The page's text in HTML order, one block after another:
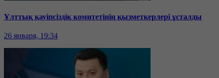
Ұлттық қауіпсіздік комитетінің қызметкерлері ұсталды
26 января, 19:34